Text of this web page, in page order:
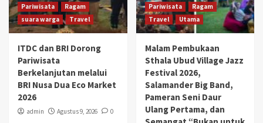
Pariwisata
Ragam
suara warga
Travel
ITDC dan BRI Dorong
Pariwisata
Berkelanjutan melalui
BRI Nusa Dua Eco Market
2026
admin Agustus 9, 2026 0
Pariwisata
Ragam
Travel
Utama
Malam Pembukaan
Sthala Ubud Village Jazz
Festival 2026,
Salamander Big Band,
Pameran Seni Daur
Ulang Pertama, dan